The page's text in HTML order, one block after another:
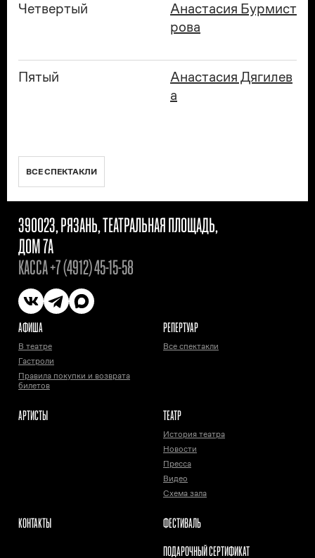
Четвертый
Анастасия Бурмист
рова
Пятый
Анастасия Дягилев
а
ВСЕ СПЕКТАКЛИ
390023, РЯЗАНЬ, ТЕАТРАЛЬНАЯ ПЛОЩАДЬ,
ДОМ 7А
КАССА+7 (4912) 45-15-58
АФИША
В театре
Гастроли
Правила покупки и возврата
билетов
РЕПЕРТУАР
Все спектакли
АРТИСТЫ ТЕАТР
История театра
Новости
Пресса
Видео
Схема зала
КОНТАКТЫ
ФЕСТИВАЛЬ
ПОДАРОЧНЫЙ СЕРТИФИКАТ